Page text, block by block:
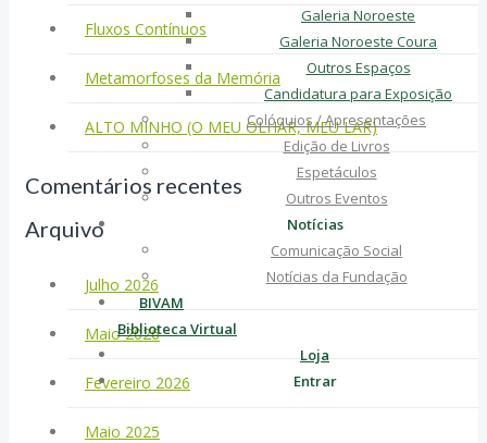
Galeria Noroeste
Galeria Noroeste Coura
Outros Espaços
Candidatura para Exposição
Colóquios / Apresentações
Edição de Livros
Espetáculos
Outros Eventos
Notícias
Comunicação Social
Notícias da Fundação
BIVAM
Biblioteca Virtual
Loja
Entrar
Fluxos Contínuos
Metamorfoses da Memória
ALTO MINHO (O MEU OLHAR, MEU LAR)
Comentários recentes
Arquivo
Julho 2026
Maio 2026
Fevereiro 2026
Maio 2025